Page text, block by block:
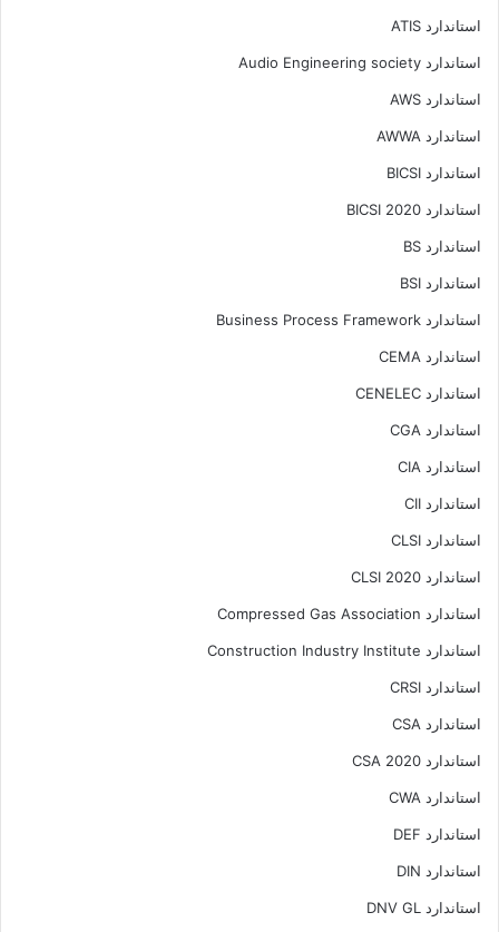
استاندارد ATIS
استاندارد Audio Engineering society
استاندارد AWS
استاندارد AWWA
استاندارد BICSI
استاندارد BICSI 2020
استاندارد BS
استاندارد BSI
استاندارد Business Process Framework
استاندارد CEMA
استاندارد CENELEC
استاندارد CGA
استاندارد CIA
استاندارد CII
استاندارد CLSI
استاندارد CLSI 2020
استاندارد Compressed Gas Association
استاندارد Construction Industry Institute
استاندارد CRSI
استاندارد CSA
استاندارد CSA 2020
استاندارد CWA
استاندارد DEF
استاندارد DIN
استاندارد DNV GL